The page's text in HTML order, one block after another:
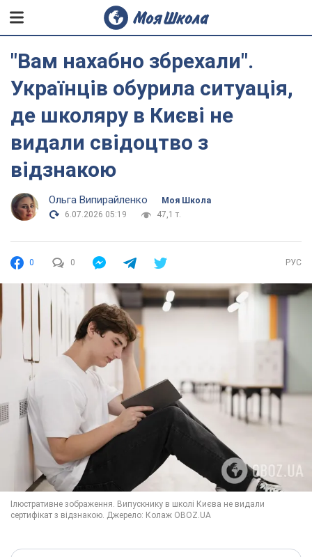
"Вам нахабно збрехали".
Українців обурила ситуація,
де школяру в Києві не
видали свідоцтво з
відзнакою
Ольга Випирайленко
Моя Школа
6.07.2026 05:19
47,1 т.
0 0 РУС